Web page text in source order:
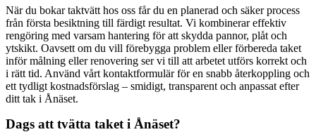
När du bokar taktvätt hos oss får du en planerad och säker process
från första besiktning till färdigt resultat. Vi kombinerar effektiv
rengöring med varsam hantering för att skydda pannor, plåt och
ytskikt. Oavsett om du vill förebygga problem eller förbereda taket
inför målning eller renovering ser vi till att arbetet utförs korrekt och
i rätt tid. Använd vårt kontaktformulär för en snabb återkoppling och
ett tydligt kostnadsförslag – smidigt, transparent och anpassat efter
ditt tak i Ånäset.
Dags att tvätta taket i Ånäset?